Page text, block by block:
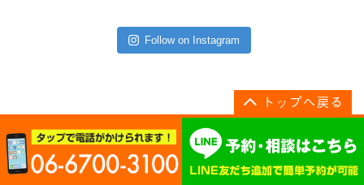
Follow on Instagram
Copyright(c) 2012 針田整骨院 All Rights Reserved.
プライバシーポリシー
特定商取引法に基づく表記
powered by ラポールスタイル
（整骨院・整体院・治療院HP制作）